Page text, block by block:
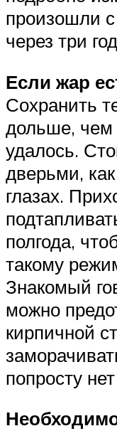
произошли
через три
Если жар
Сохранить
дольше, чем
удалось.
дверьми,
глазах.
полгода,
такому
Знакомый
можно
кирпичной
попросту